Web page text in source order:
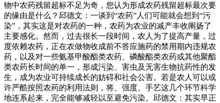
物中农药残留超标不足为奇，您认为形成农药残留超标最次要
的缘由是什么？邱德文：一谈到“农药”人们可能就会想到“污
染”，其实这是对农药的一种，农药为农业的减产丰收阐扬了
主要感化。然而，过去很长一段时间，农人为了提高产量，过
度依赖农药，正在农做物收成前不答应施药的禁用期内违规农
药，以及对一些氨基甲酸酯类农药、磷酸酯类农药或其他聚酯
类农药长时间的单一，形成污染、害虫及无害生物抗药性的发
生，成为农业可持续成长的妨碍和社会公害。若是农人可以或
许严酷按照农药的利用法则，将、强度、手艺这几个环节科学
地连系起来，完全能够减轻以至避免污染。邱德文：其实早正